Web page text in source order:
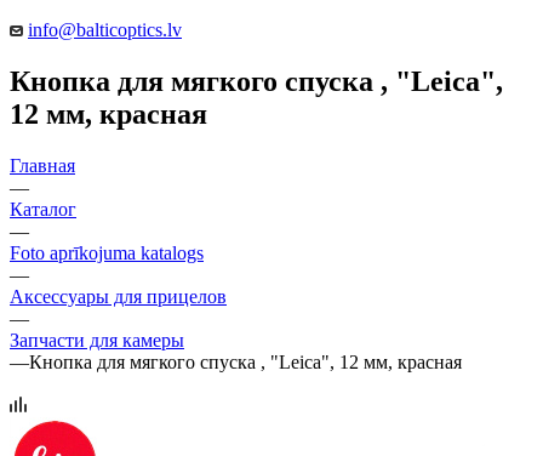
info@balticoptics.lv
Кнопка для мягкого спуска , "Leica",
12 мм, красная
Главная
—
Каталог
—
Foto aprīkojuma katalogs
—
Аксессуары для прицелов
—
Запчасти для камеры
—Кнопка для мягкого спуска , "Leica", 12 мм, красная